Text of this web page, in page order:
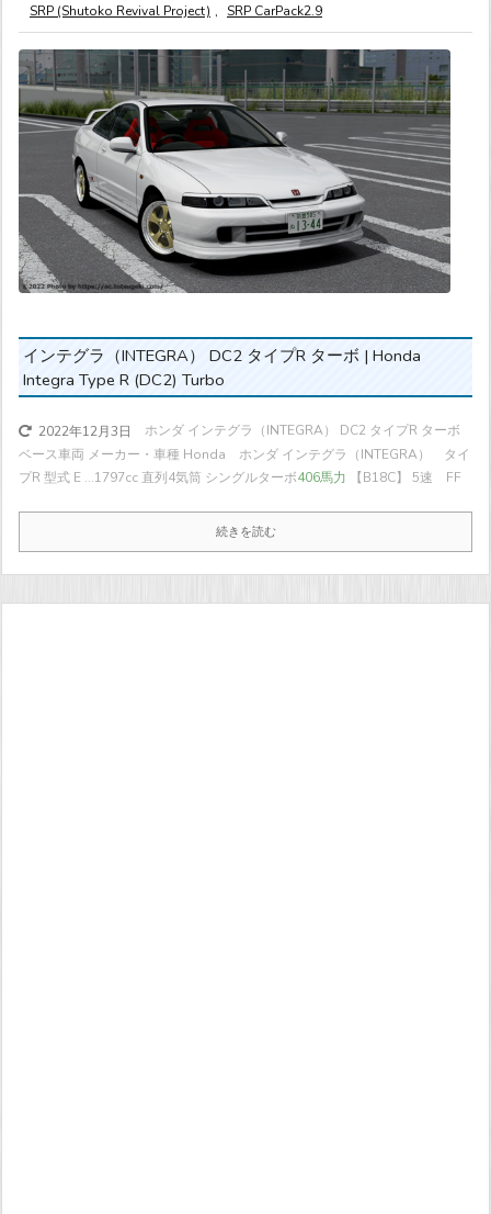
SRP (Shutoko Revival Project) , SRP CarPack2.9
インテグラ（INTEGRA） DC2 タイプR ターボ | Honda
Integra Type R (DC2) Turbo
2022年12月3日
ホンダ インテグラ（INTEGRA） DC2 タイプR ターボ
ベース車両 メーカー・車種 Honda ホンダ インテグラ（INTEGRA） タイ
プR 型式 E ...1797cc 直列4気筒 シングルターボ406馬力 【B18C】 5速 FF
続きを読む